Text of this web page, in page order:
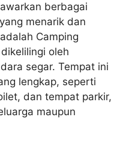
berbagai
menarik dan
Camping
oleh
segar. Tempat ini
lengkap, seperti
dan tempat parkir,
maupun